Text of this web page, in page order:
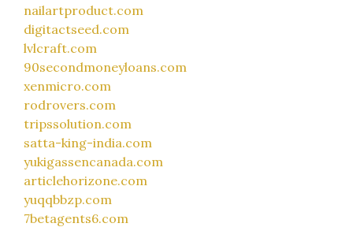
nailartproduct.com
digitactseed.com
lvlcraft.com
90secondmoneyloans.com
xenmicro.com
rodrovers.com
tripssolution.com
satta-king-india.com
yukigassencanada.com
articlehorizone.com
yuqqbbzp.com
7betagents6.com